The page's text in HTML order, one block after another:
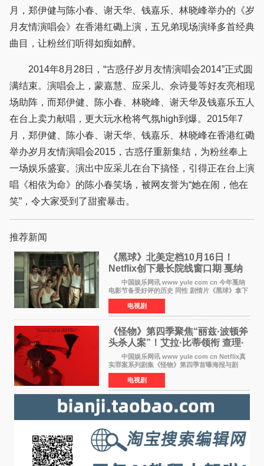
月，郑伊健与陈小春、谢天华、钱嘉乐、林晓峰举办的《岁
月友情演唱会》在香港红磡上演，五兄弟现场演绎多首经典
曲目，让粉丝们听得如痴如醉。
2014年8月28日，“古惑仔岁月友情演唱会2014”正式圆
满结束。演唱会上，蒙嘉慧、应采儿、佘诗曼等好友亮相现
场助阵，而郑伊健、陈小春、林晓峰、谢天华及钱嘉乐五人
在台上卖力献唱，更大玩水枪将气氛high到爆。2015年7
月，郑伊健、陈小春、谢天华、钱嘉乐、林晓峰在香港红磡
举办岁月友情演唱会2015，古惑仔重新集结，为粉丝奉上
一场娱乐盛宴。演出中应采儿在台下搞怪，引得正在台上演
唱《相依为命》的陈小春笑场，被网友誉为“她在闹，他在
笑”，令大家受到了甜蜜暴击。
推荐新闻
《黑球》北美定档10月16日！
Netflix创下最长院线窗口期 戛纳
最佳导演加持
中国娱乐网讯 www yule com cn 今年戛纳
电影节备受好评的历史 同性 剧情片《黑球》拿下
Netflix美国发行电影的最长院线放映期——该片
最新定档今年10月16日美国影院上映（此前定档
11月6日，如
电视剧
《怪物》第四季聚焦“丽兹·波顿斧
头杀人案”！艾拉·比蒂领衔 查理·
汉纳姆、莎拉·保
中国娱乐网讯 www yule com cn Netflix真
实罪案系列剧集《怪物》第四季首曝海报与剧
照，聚焦鹅妈妈童谣亦有记载的著名血腥杀人案
——丽兹·波顿砍死生父与继母案。 本季由艾
拉·比蒂饰
电视剧